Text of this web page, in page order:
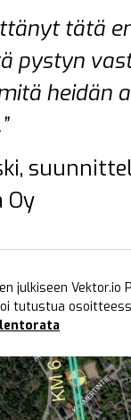
tätä
pystyn
heidän
Oy
julkiseen Vektor.io
tutustua